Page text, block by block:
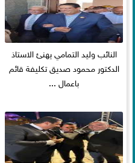
النائب وليد التمامي يهنئ الاستاذ
الدكتور محمود صديق تكليفة قائم
باعمال ...